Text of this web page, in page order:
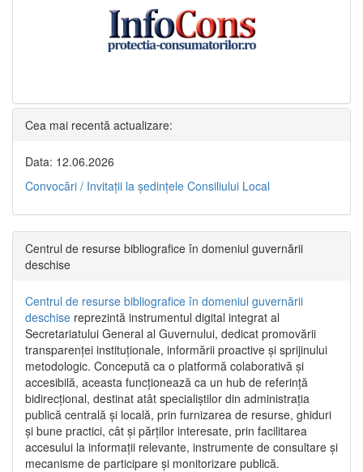
Cea mai recentă actualizare:
Data: 12.06.2026
Convocări / Invitaţii la şedinţele Consiliului Local
Centrul de resurse bibliografice în domeniul guvernării
deschise
Centrul de resurse bibliografice în domeniul guvernării
deschise reprezintă instrumentul digital integrat al
Secretariatului General al Guvernului, dedicat promovării
transparenței instituționale, informării proactive și sprijinului
metodologic. Concepută ca o platformă colaborativă și
accesibilă, aceasta funcționează ca un hub de referință
bidirecțional, destinat atât specialiștilor din administrația
publică centrală și locală, prin furnizarea de resurse, ghiduri
și bune practici, cât și părților interesate, prin facilitarea
accesului la informații relevante, instrumente de consultare și
mecanisme de participare și monitorizare publică.